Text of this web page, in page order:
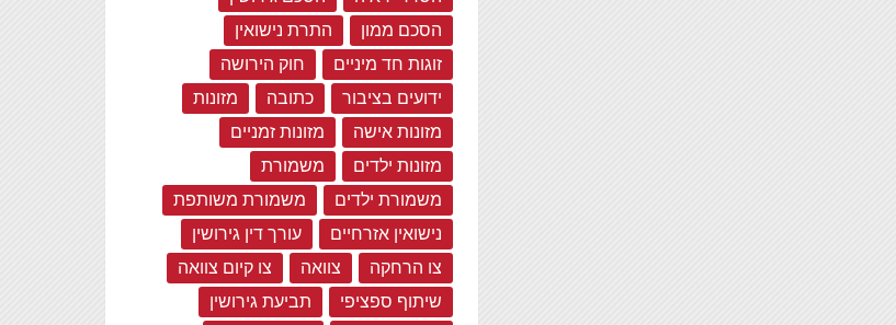
הסכם ממון
התרת נישואין
זוגות חד מיניים
חוק הירושה
ידועים בציבור
כתובה
מזונות
מזונות אישה
מזונות זמניים
מזונות ילדים
משמורת
משמורת ילדים
משמורת משותפת
נישואין אזרחיים
עורך דין גירושין
צו הרחקה
צוואה
צו קיום צוואה
שיתוף ספציפי
תביעת גירושין